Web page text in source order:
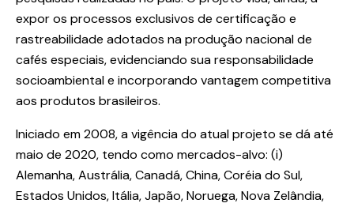
expor os processos exclusivos de certificação e
rastreabilidade adotados na produção nacional de
cafés especiais, evidenciando sua responsabilidade
socioambiental e incorporando vantagem competitiva
aos produtos brasileiros.
Iniciado em 2008, a vigência do atual projeto se dá até
maio de 2020, tendo como mercados-alvo: (i)
Alemanha, Austrália, Canadá, China, Coréia do Sul,
Estados Unidos, Itália, Japão, Noruega, Nova Zelândia,